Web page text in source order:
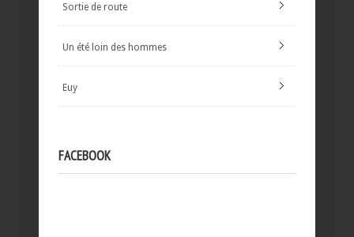
Sortie de route
Un été loin des hommes
Euy
FACEBOOK